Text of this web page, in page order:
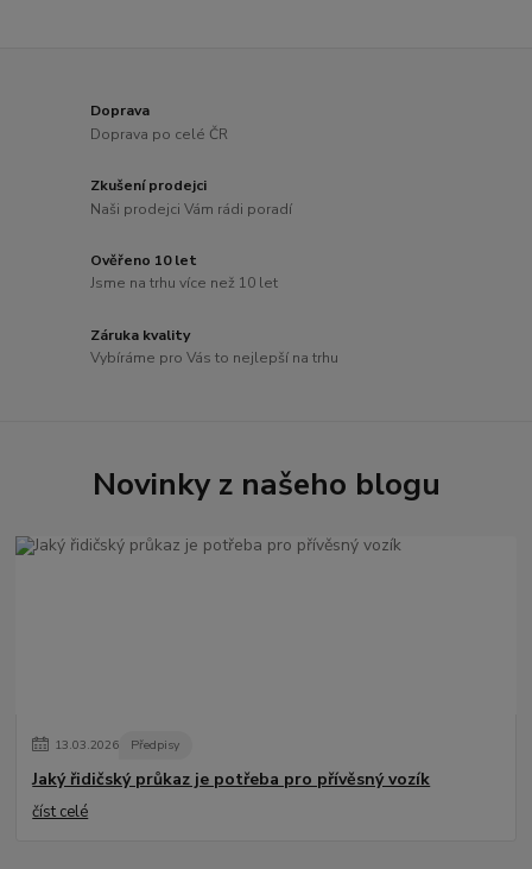
Doprava
Doprava po celé ČR
Zkušení prodejci
Naši prodejci Vám rádi poradí
Ověřeno 10 let
Jsme na trhu více než 10 let
Záruka kvality
Vybíráme pro Vás to nejlepší na trhu
Novinky z našeho blogu
13.03.2026 Předpisy
Jaký řidičský průkaz je potřeba pro přívěsný vozík
číst celé